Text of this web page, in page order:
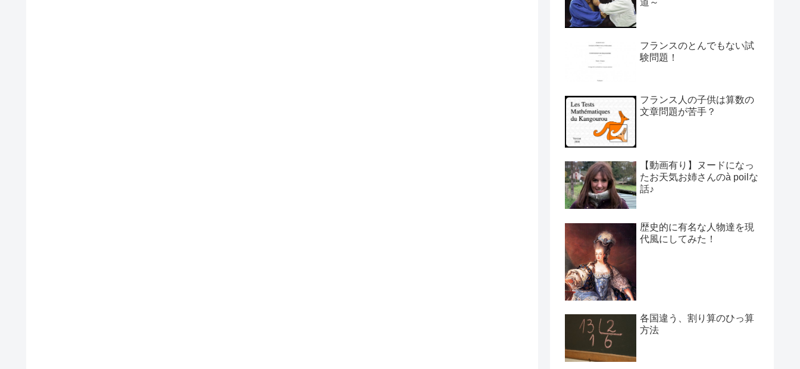
フランスのとんでもない試
験問題！
フランス人の子供は算数の
文章問題が苦手？
【動画有り】ヌードになっ
たお天気お姉さんのà poilな
話♪
歴史的に有名な人物達を現
代風にしてみた！
各国違う、割り算のひっ算
方法